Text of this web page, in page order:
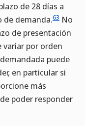
de 28 días a
de demanda.63 No
de presentación
variar por orden
puede
en particular si
más
poder responder